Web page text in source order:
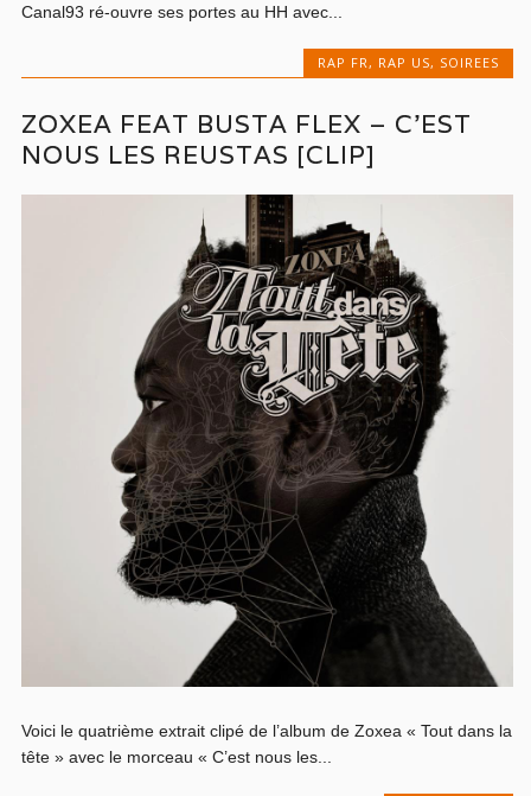
Canal93 ré-ouvre ses portes au HH avec...
RAP FR , RAP US, SOIREES
ZOXEA FEAT BUSTA FLEX – C’EST
NOUS LES REUSTAS [CLIP]
Voici le quatrième extrait clipé de l’album de Zoxea « Tout dans la
tête » avec le morceau « C’est nous les...